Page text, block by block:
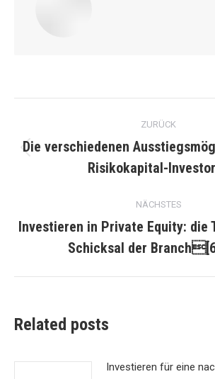
Kommentarnavigation
ZURÜCK
Vorheriger
Beitrag:
Die verschiedenen
Risikokapital-
NÄCHSTES
Nächster
Beitrag:
Investieren in Private Equity: die
Schicksal der
Related posts
Investieren für eine